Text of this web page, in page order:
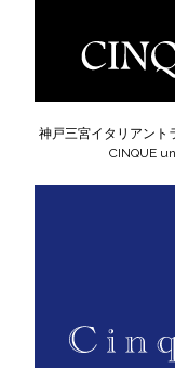
神戸三宮イタリアント
CINQUE